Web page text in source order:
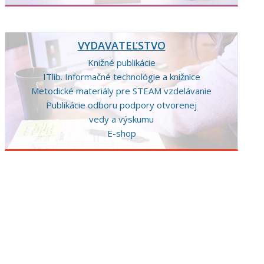
VYDAVATEĽSTVO
Knižné publikácie
ITlib. Informačné technológie a knižnice
Metodické materiály pre STEAM vzdelávanie
Publikácie odboru podpory otvorenej
vedy a výskumu
E-shop